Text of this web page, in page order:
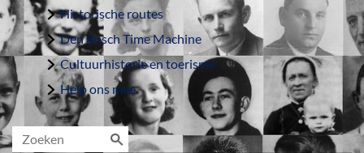
Historische routes
Den Bosch Time Machine
Cultuurhistorie en toerisme
Help ons mee